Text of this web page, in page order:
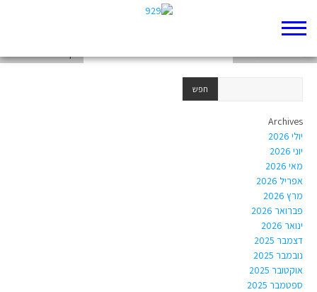
Archives
יולי 2026
יוני 2026
מאי 2026
אפריל 2026
מרץ 2026
פברואר 2026
ינואר 2026
דצמבר 2025
נובמבר 2025
אוקטובר 2025
ספטמבר 2025